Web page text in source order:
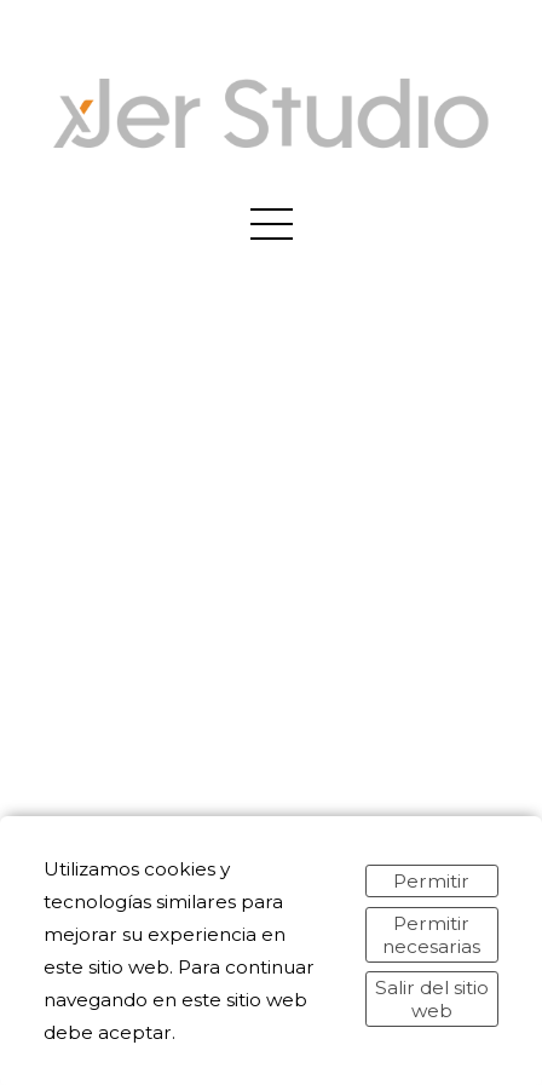
© xjer studio. All rights reserved.
Utilizamos cookies y
tecnologías similares para
mejorar su experiencia en
este sitio web. Para continuar
navegando en este sitio web
debe aceptar.
Permitir
Permitir
necesarias
Salir del sitio
web